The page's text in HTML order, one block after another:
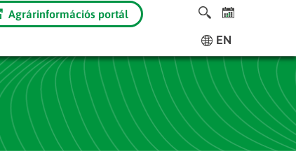
Agrárinformációs portál
EN